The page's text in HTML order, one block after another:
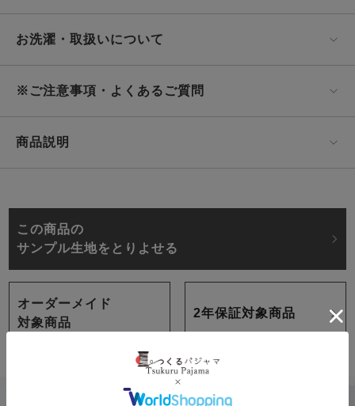
お洗濯・取扱いについて
※ご注意事項・よくあるご質問
商品説明
この商品の
サンプル生地をとりよせる
オーダーメイド
対象商品
2年保証対象商品